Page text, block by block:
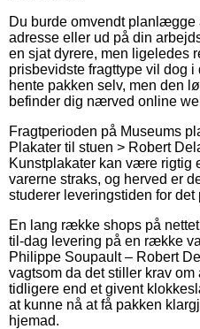
Du burde omvendt
adresse eller ud på din
en sjat dyrere, men ligeledes
prisbevidste fragttype vil dog
hente pakken selv, men den
befinder dig nærved online
Fragtperioden på Museums
Plakater til stuen > Robert
Kunstplakater kan være rigtig
varerne straks, og herved er
studerer leveringstiden for
En lang række shops på
til-dag levering på en række
Philippe Soupault – Robert
vagtsom da det stiller krav
tidligere end et givent
at kunne nå at få pakken
hjemad.